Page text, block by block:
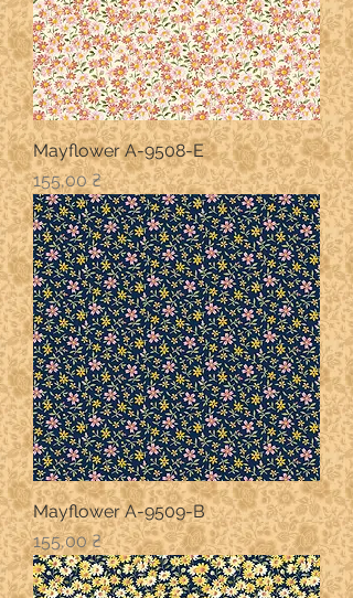
Mayflower A-9508-E
Ціна
155,00 ₴
Mayflower A-9509-B
Ціна
155,00 ₴